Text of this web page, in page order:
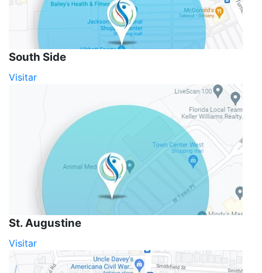
South Side
Visitar
St. Augustine
Visitar